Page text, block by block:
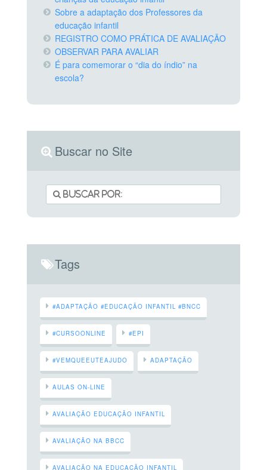
Sobre a adaptação dos Professores da
educação infantil
REGISTRO COMO PRÁTICA DE AVALIAÇÃO
OBSERVAR PARA AVALIAR
É para comemorar o “dia do índio” na
escola?
Buscar no Site
Tags
#ADAPTAÇÃO #EDUCAÇÃO INFANTIL #BNCC
#CURSOONLINE #EPI
#VEMQUEEUTEAJUDO ADAPTAÇÃO
AULAS ON-LINE
AVALIAÇÃO EDUCAÇÃO INFANTIL
AVALIAÇÃO NA BBCC
AVALIAÇÃO NA EDUCAÇÃO INFANTIL